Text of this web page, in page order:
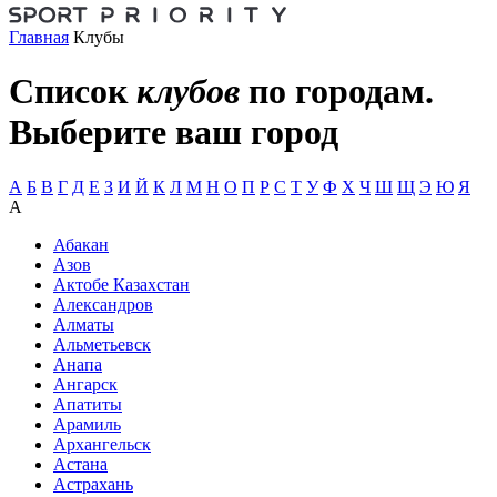
Главная Клубы
Список клубов по городам.
Выберите ваш город
А Б В Г Д Е З И Й К Л М Н О П Р С Т У Ф Х Ч Ш Щ Э Ю Я
А
Абакан
Азов
Актобе Казахстан
Александров
Алматы
Альметьевск
Анапа
Ангарск
Апатиты
Арамиль
Архангельск
Астана
Астрахань